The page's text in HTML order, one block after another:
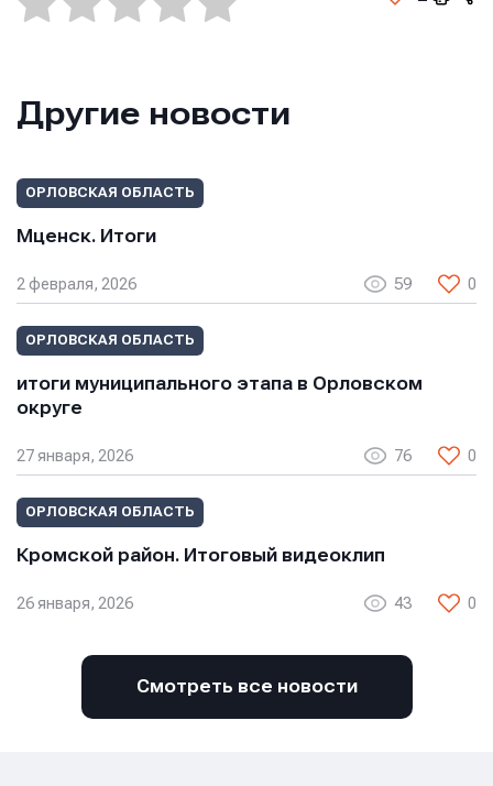
Другие новости
ОРЛОВСКАЯ ОБЛАСТЬ
Мценск. Итоги
2 февраля, 2026 59 0
ОРЛОВСКАЯ ОБЛАСТЬ
итоги муниципального этапа в Орловском
округе
27 января, 2026 76 0
ОРЛОВСКАЯ ОБЛАСТЬ
Кромской район. Итоговый видеоклип
26 января, 2026 43 0
Смотреть все новости